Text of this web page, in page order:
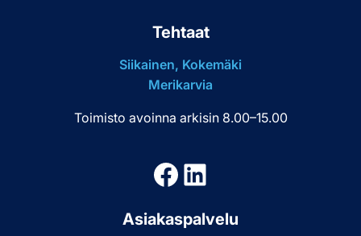
Tehtaat
Siikainen, Kokemäki
Merikarvia
Toimisto avoinna arkisin 8.00–15.00
Facebook
LinkedIn
Asiakaspalvelu